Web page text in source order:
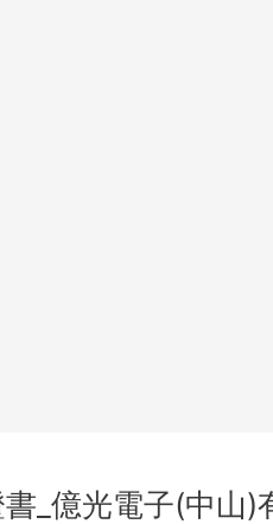
_億光電子(中山)